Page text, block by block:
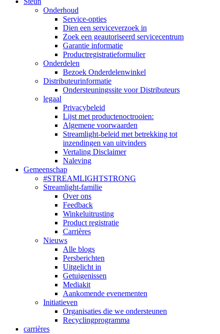
Onderhoud
Service-opties
Dien een serviceverzoek in
Zoek een geautoriseerd servicecentrum
Garantie informatie
Productregistratieformulier
Onderdelen
Bezoek Onderdelenwinkel
Distributeurinformatie
Ondersteuningssite voor Distributeurs
legaal
Privacybeleid
Lijst met productenoctrooien:
Algemene voorwaarden
Streamlight-beleid met betrekking tot
inzendingen van uitvinders
Vertaling Disclaimer
Naleving
Gemeenschap
#STREAMLIGHTSTRONG
Streamlight-familie
Over ons
Feedback
Winkeluitrusting
Product registratie
Carrières
Nieuws
Alle blogs
Persberichten
Uitgelicht in
Getuigenissen
Mediakit
Aankomende evenementen
Initiatieven
Organisaties die we ondersteunen
Recyclingprogramma
carrières